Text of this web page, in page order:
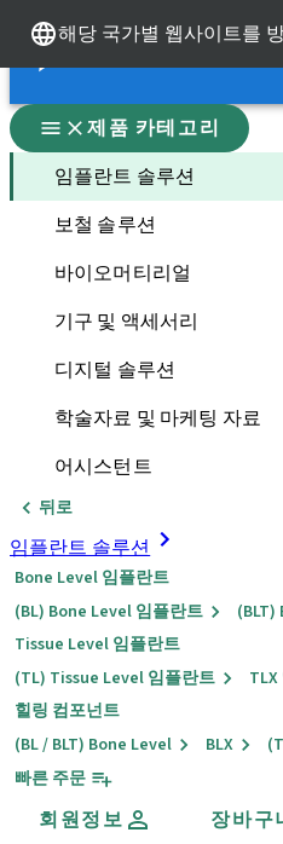
해당 국가별 웹사이트를
제품 카테고리
임플란트 솔루션
보철 솔루션
바이오머티리얼
기구 및 액세서리
디지털 솔루션
학술자료 및 마케팅 자료
어시스턴트
뒤로
임플란트 솔루션
Bone Level 임플란트
(BL) Bone Level 임플란트
Tissue Level 임플란트
(TL) Tissue Level 임플란트
힐링 컴포넌트
(BL / BLT) Bone Level
BLX
빠른 주문
회원정보
장바구